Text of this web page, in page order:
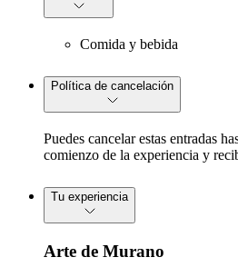
Comida y bebida
Política de cancelación
Puedes cancelar estas entradas
comienzo de la experiencia y
Tu experiencia
Arte de Murano